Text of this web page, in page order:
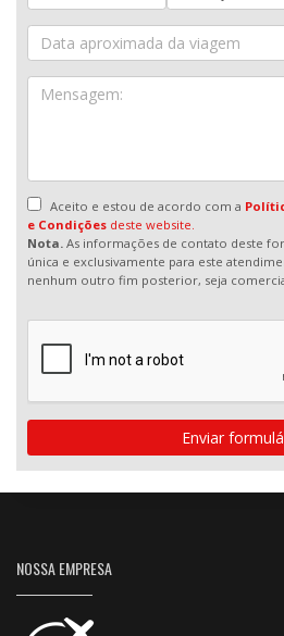
Aceito e estou de acordo com a
e Condições deste website.
Nota. As informações de contato deste
única e exclusivamente para este
nenhum outro fim posterior, seja
Enviar
NOSSA EMPRESA